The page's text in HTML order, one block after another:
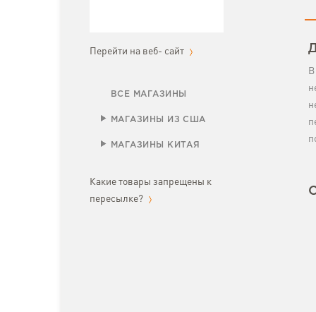
Перейти на веб- сайт
ВСЕ МАГАЗИНЫ
МАГАЗИНЫ ИЗ США
МАГАЗИНЫ КИТАЯ
Какие товары запрещены к
пересылке?